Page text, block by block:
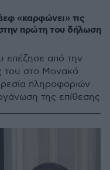
«καρφώνει» τις
πρώτη του δήλωση
επέζησε από την
του στο Μονακό
πληροφοριών
της επίθεσης